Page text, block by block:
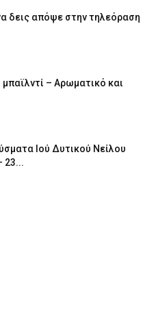
δεις απόψε στην τηλεόραση
μπαϊλντί – Αρωματικό και
Ιού Δυτικού Νείλου
23...